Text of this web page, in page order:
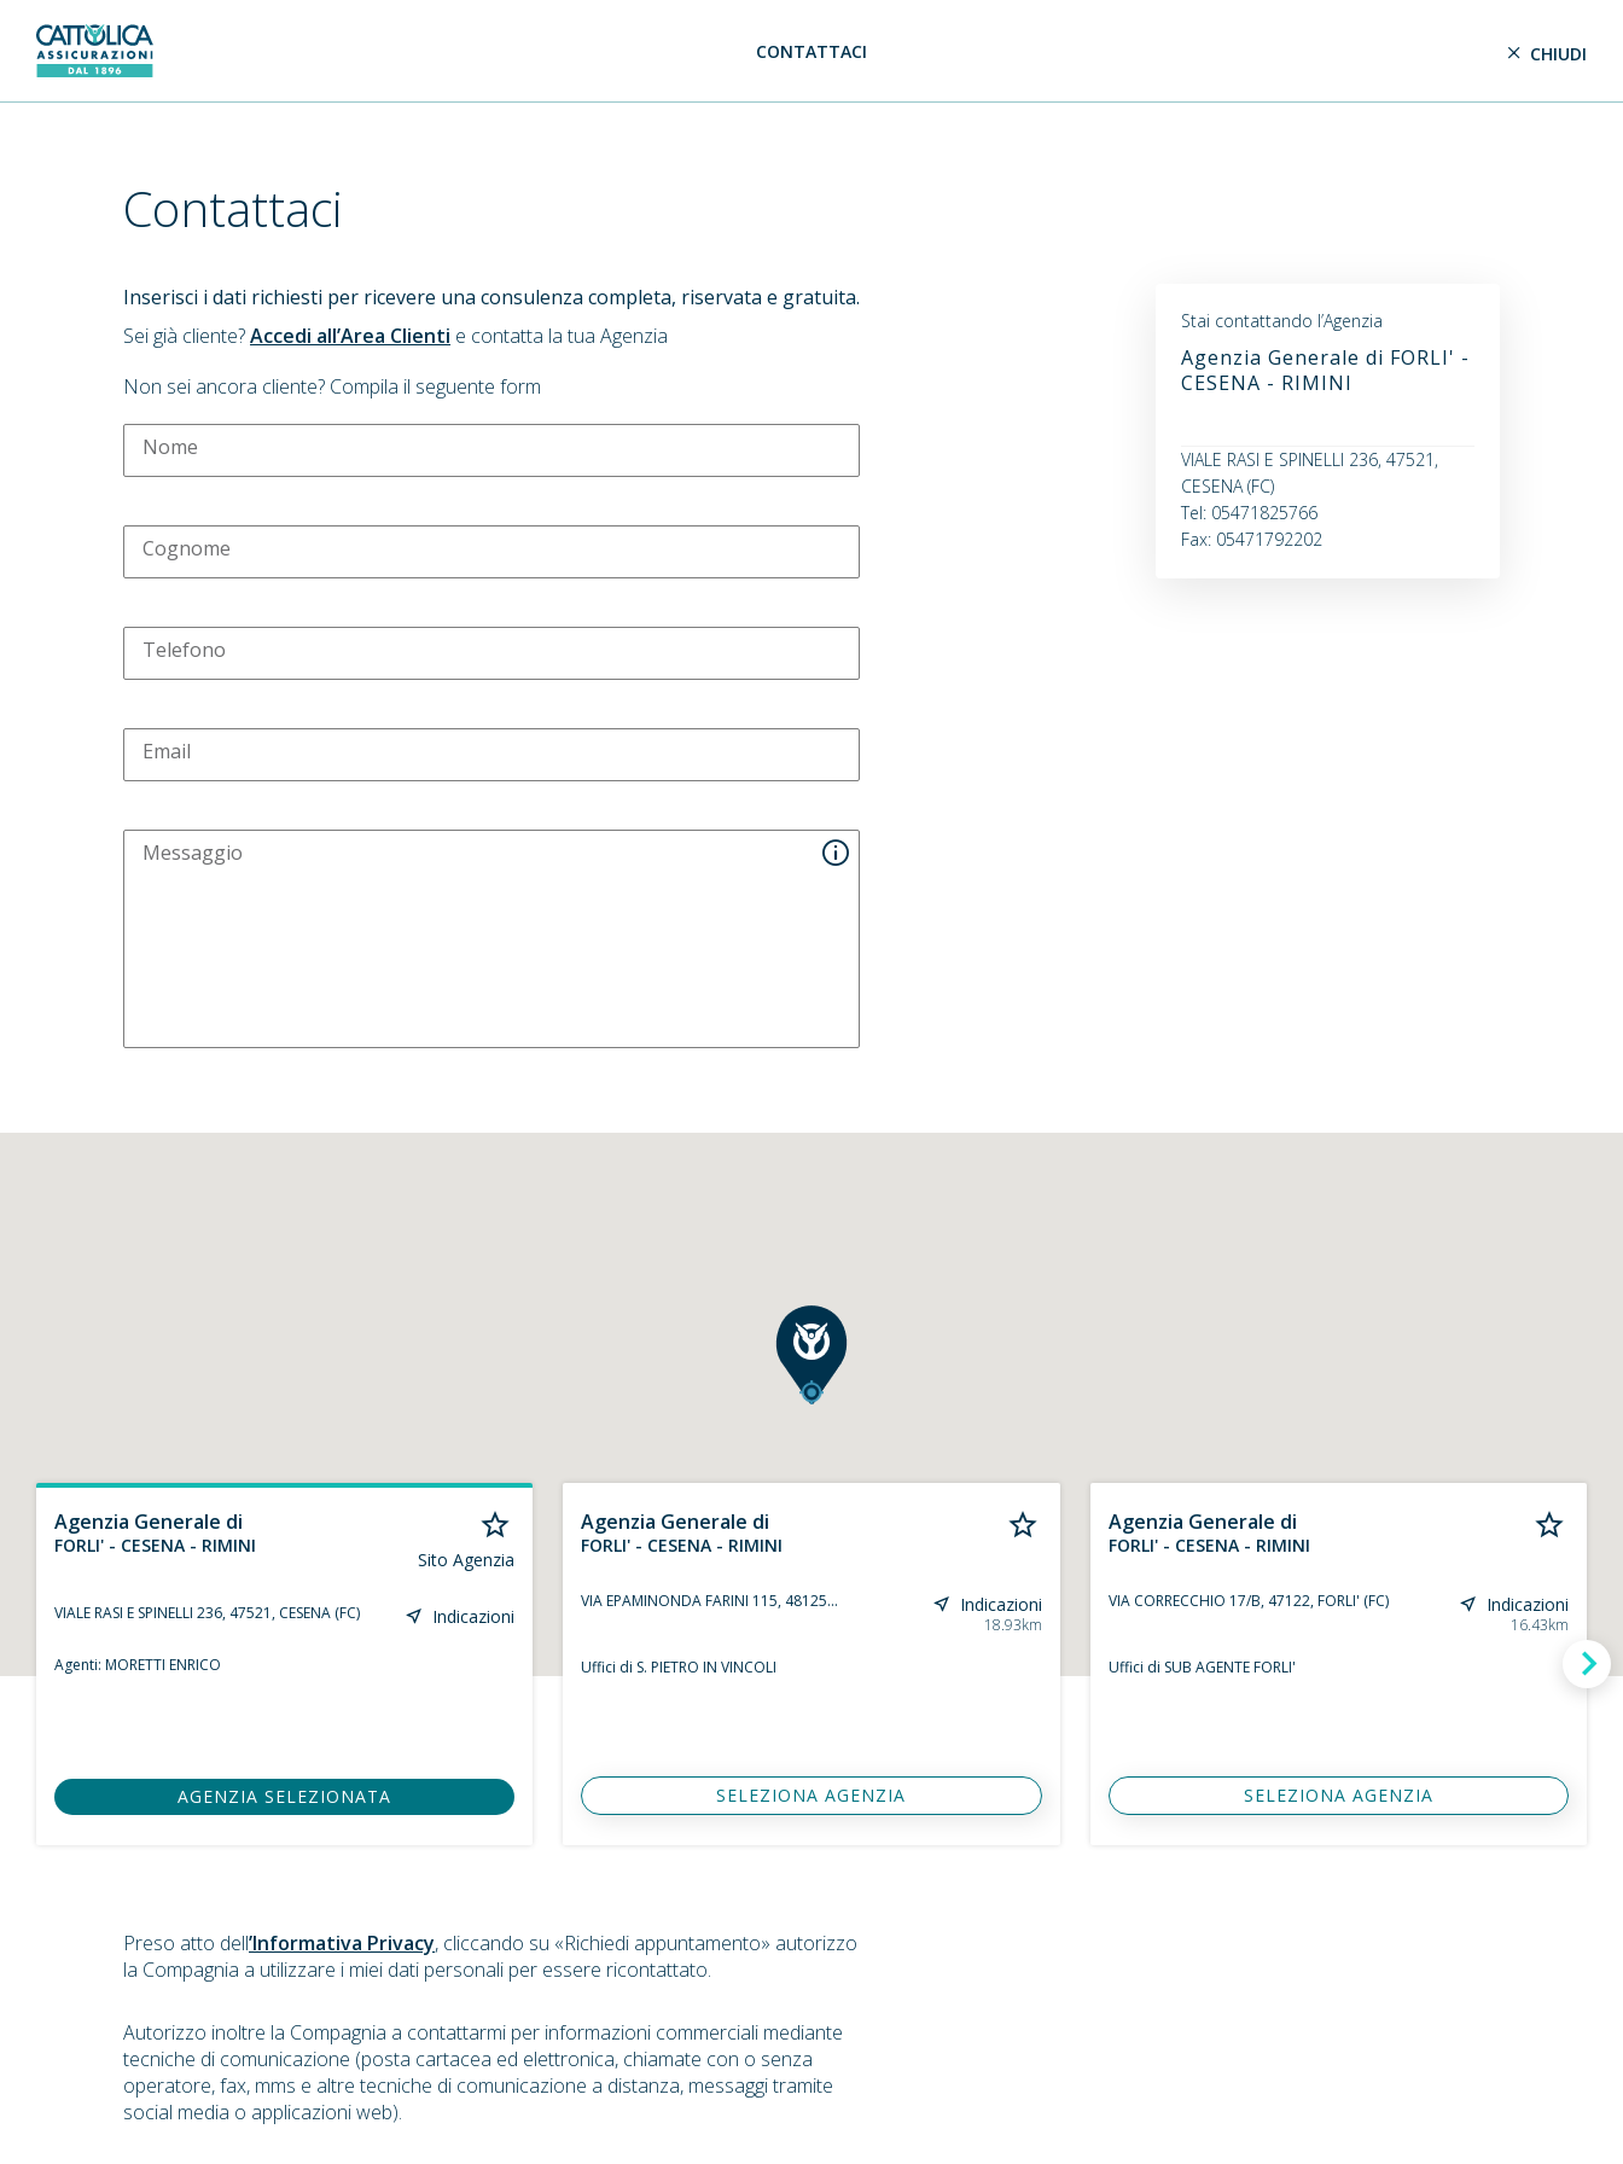
Generali Logo CONTATTACI CHIUDI
Contattaci
Inserisci i dati richiesti per ricevere una consulenza completa, riservata e gratuita.
Sei già cliente?Accedi all’Area Clienti e contatta la tua Agenzia
Non sei ancora cliente? Compila il seguente form
Nome
Cognome
Telefono
Email
Messaggio
Stai contattando l’Agenzia
Agenzia Generale di FORLI' -
CESENA - RIMINI
VIALE RASI E SPINELLI 236, 47521,
CESENA (FC)
Tel: 05471825766
Fax: 05471792202
Agenzia Generale di
FORLI' - CESENA - RIMINI
Sito Agenzia
VIALE RASI E SPINELLI 236, 47521, CESENA (FC) Indicazioni
Agenti: MORETTI ENRICO
AGENZIA SELEZIONATA
Agenzia Generale di
FORLI' - CESENA - RIMINI
VIA EPAMINONDA FARINI 115, 48125... Indicazioni
18.93km
Uffici di S. PIETRO IN VINCOLI
SELEZIONA AGENZIA
Agenzia Generale di
FORLI' - CESENA - RIMINI
VIA CORRECCHIO 17/B, 47122, FORLI' (FC) Indicazioni
16.43km
Uffici di SUB AGENTE FORLI'
SELEZIONA AGENZIA
Preso atto dell’Informativa Privacy, cliccando su «Richiedi appuntamento» autorizzo
la Compagnia a utilizzare i miei dati personali per essere ricontattato.
Autorizzo inoltre la Compagnia a contattarmi per informazioni commerciali mediante
tecniche di comunicazione (posta cartacea ed elettronica, chiamate con o senza
operatore, fax, mms e altre tecniche di comunicazione a distanza, messaggi tramite
social media o applicazioni web).